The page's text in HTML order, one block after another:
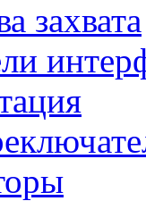
захвата